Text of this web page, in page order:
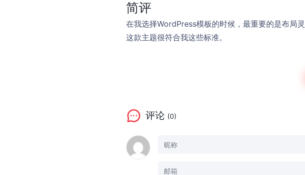
简评
在我选择WordPress模板的时候，最重要的是布局
这款主题很符合我这些标准。
评论 (0)